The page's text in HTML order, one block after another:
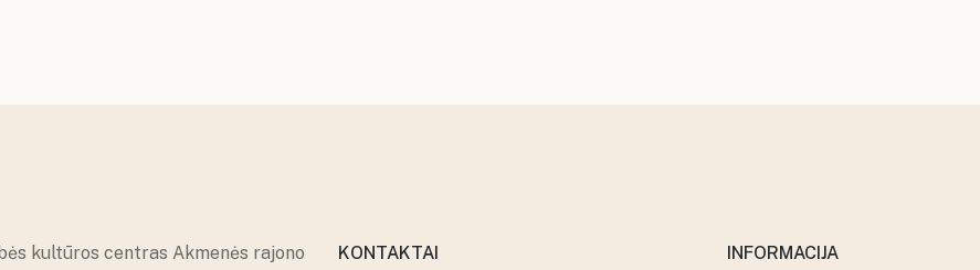
kultūros centras Akmenės rajono
KONTAKTAI INFORMACIJA